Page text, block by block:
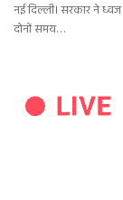
नई दिल्ली। सरकार ने
दोनों समय…